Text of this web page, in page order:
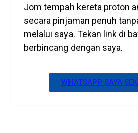
Jom tempah kereta proton
secara pinjaman penuh
melalui saya. Tekan link di
berbincang dengan saya.
WHATSAPP SAYA